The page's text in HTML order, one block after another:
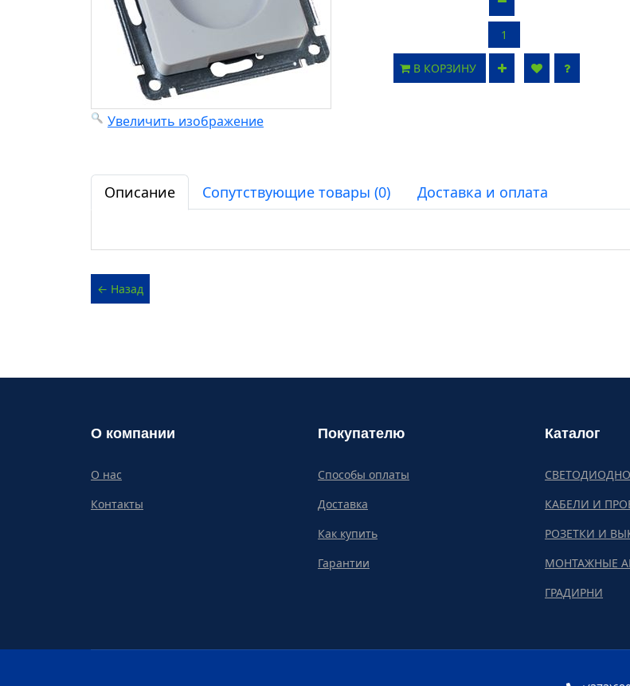
Увеличить изображение
В КОРЗИНУ
Описание Сопутствующие товары (0) Доставка и оплата
О компании
О нас
Контакты
Покупателю
Способы оплаты
Доставка
Как купить
Гарантии
Каталог
КАБЕЛИ И
РОЗЕТКИ И
МОНТАЖНЫЕ
ГРАДИРНИ